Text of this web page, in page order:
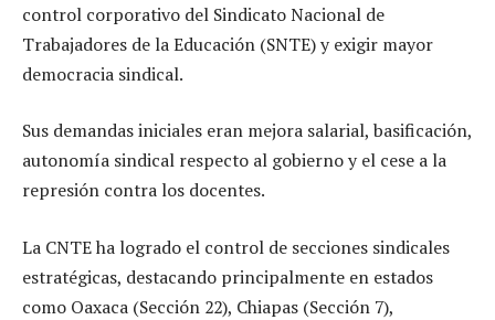
control corporativo del Sindicato Nacional de
Trabajadores de la Educación (SNTE) y exigir mayor
democracia sindical.
Sus demandas iniciales eran mejora salarial, basificación,
autonomía sindical respecto al gobierno y el cese a la
represión contra los docentes.
La CNTE ha logrado el control de secciones sindicales
estratégicas, destacando principalmente en estados
como Oaxaca (Sección 22), Chiapas (Sección 7),